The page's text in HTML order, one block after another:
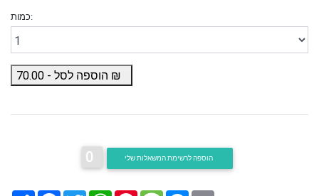
כמות:
הוספה לסל - 70.00
0